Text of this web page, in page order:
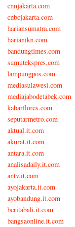
cnnjakarta.com
cnbcjakarta.com
hariansumatra.com
harianikn.com
bandungtimes.com
sumutekspres.com
lampungpos.com
mediasulawesi.com
mediajabodetabek.com
kabarflores.com
seputarmetro.com
aktual.it.com
akurat.it.com
antara.it.com
analisadaily.it.com
antv.it.com
ayojakarta.it.com
ayobandung.it.com
beritabali.it.com
bangsaonline.it.com